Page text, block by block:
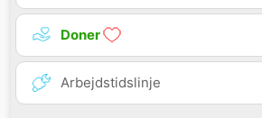
Doner
Arbejdstidslinje